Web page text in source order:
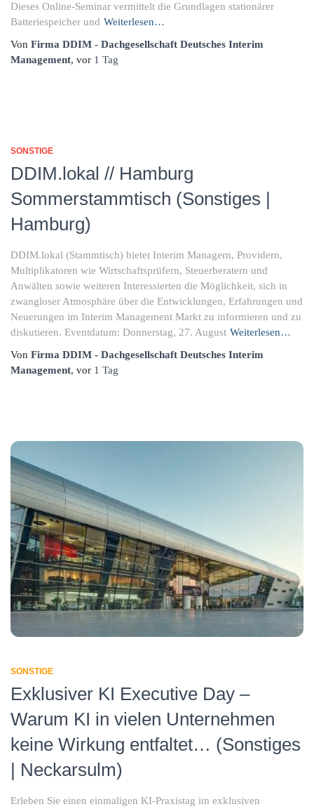
Dieses Online-Seminar vermittelt die Grundlagen stationärer
Batteriespeicher und Weiterlesen…
Von Firma DDIM - Dachgesellschaft Deutsches Interim
Management, vor 1 Tag
SONSTIGE
DDIM.lokal // Hamburg
Sommerstammtisch (Sonstiges |
Hamburg)
DDIM.lokal (Stammtisch) bietet Interim Managern, Providern,
Multiplikatoren wie Wirtschaftsprüfern, Steuerberatern und
Anwälten sowie weiteren Interessierten die Möglichkeit, sich in
zwangloser Atmosphäre über die Entwicklungen, Erfahrungen und
Neuerungen im Interim Management Markt zu informieren und zu
diskutieren. Eventdatum: Donnerstag, 27. August Weiterlesen…
Von Firma DDIM - Dachgesellschaft Deutsches Interim
Management, vor 1 Tag
SONSTIGE
Exklusiver KI Executive Day –
Warum KI in vielen Unternehmen
keine Wirkung entfaltet… (Sonstiges
| Neckarsulm)
Erleben Sie einen einmaligen KI-Praxistag im exklusiven